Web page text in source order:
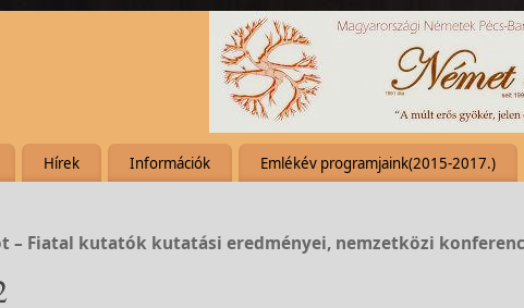
Hírek Információk Emlékév programjaink(2015-2017.)
– Fiatal kutatók kutatási eredményei, nemzetközi